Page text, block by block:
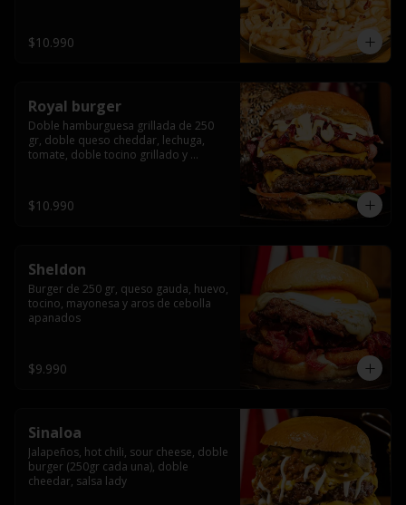
$10.990
Royal burger
Doble hamburguesa grillada de 250
gr, doble queso cheddar, lechuga,
tomate, doble tocino grillado y
salsa de queso cheddar.
$10.990
Sheldon
Burger de 250 gr, queso gauda, huevo,
tocino, mayonesa y aros de cebolla
apanados
$9.990
Sinaloa
Jalapeños, hot chili, sour cheese, doble
burger (250gr cada una), doble
cheedar, salsa lady